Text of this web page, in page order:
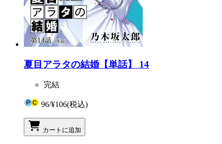
夏目アラタの結婚【単話】 14
完結
96/¥106(税込)
カートに追加